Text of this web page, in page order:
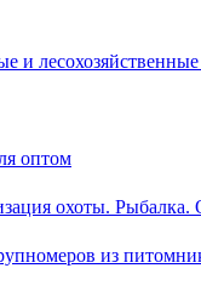
и
оптом
охоты. Рыбалка.
из